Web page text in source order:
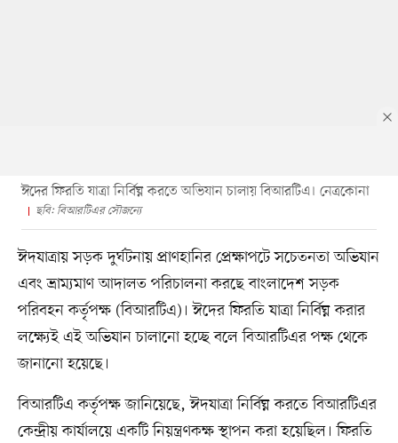
ঈদের ফিরতি যাত্রা নির্বিঘ্ন করতে অভিযান চালায় বিআরটিএ। নেত্রকোনা
ছবি: বিআরটিএর সৌজন্যে
ঈদযাত্রায় সড়ক দুর্ঘটনায় প্রাণহানির প্রেক্ষাপটে সচেতনতা অভিযান
এবং ভ্রাম্যমাণ আদালত পরিচালনা করছে বাংলাদেশ সড়ক
পরিবহন কর্তৃপক্ষ (বিআরটিএ)। ঈদের ফিরতি যাত্রা নির্বিঘ্ন করার
লক্ষ্যেই এই অভিযান চালানো হচ্ছে বলে বিআরটিএর পক্ষ থেকে
জানানো হয়েছে।
বিআরটিএ কর্তৃপক্ষ জানিয়েছে, ঈদযাত্রা নির্বিঘ্ন করতে বিআরটিএর
কেন্দ্রীয় কার্যালয়ে একটি নিয়ন্ত্রণকক্ষ স্থাপন করা হয়েছিল। ফিরতি